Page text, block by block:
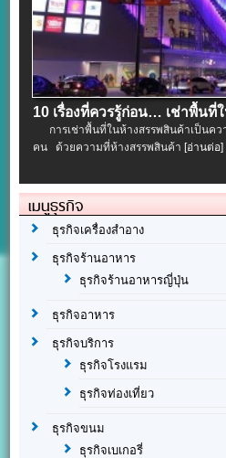
10 เรื่องที่ควรรู้ก่อน… เช่าพื้นที่
การเช่าพื้นที่ในห้างสรรพสินค้าเป็นคว
คน ด้วยความที่ห้างสรรพสินค้า[อ่านต่อ]
เมนูธุรกิจ
ธุรกิจเครื่องสำอาง
ธุรกิจร้านอาหาร
ธุรกิจร้านอาหารญี่ปุ่น
ธุรกิจอาหาร
ธุรกิจบริการ
ธุรกิจโรงแรม
ธุรกิจท่องเที่ยว
ธุรกิจขนม
ธุรกิจเบเกอรี่